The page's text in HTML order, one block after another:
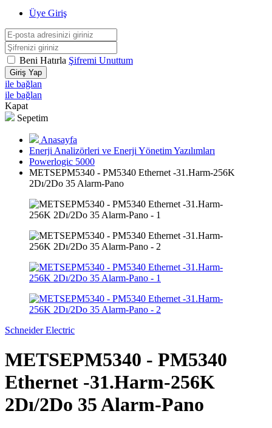
Üye Giriş
Beni Hatırla Şifremi Unuttum
Giriş Yap
ile bağlan
ile bağlan
Kapat
Sepetim
Anasayfa
Enerji Analizörleri ve Enerji Yönetim Yazılımları
Powerlogic 5000
METSEPM5340 - PM5340 Ethernet -31.Harm-256K
2Dı/2Do 35 Alarm-Pano
Schneider Electric
METSEPM5340 - PM5340
Ethernet -31.Harm-256K
2Dı/2Do 35 Alarm-Pano